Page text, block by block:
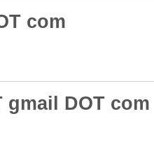
com
gmail DOT com